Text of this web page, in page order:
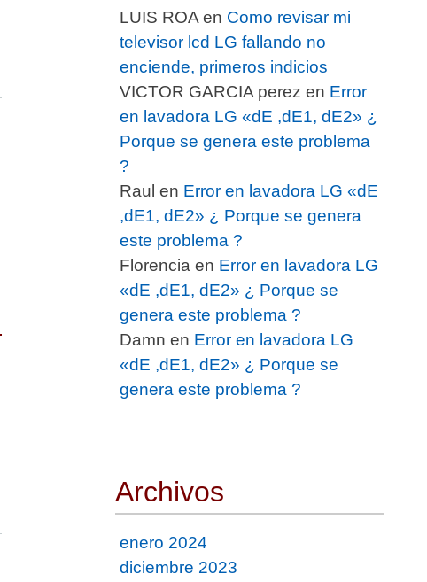
LUIS ROAen Como revisar mi
televisor lcd LG fallando no
enciende, primeros indicios
VICTOR GARCIA perez en Error
en lavadora LG «dE ,dE1, dE2» ¿
Porque se genera este problema
?
Raul en Error en lavadora LG «dE
,dE1, dE2» ¿ Porque se genera
este problema ?
Florencia en Error en lavadora LG
«dE ,dE1, dE2» ¿ Porque se
genera este problema ?
Damn en Error en lavadora LG
«dE ,dE1, dE2» ¿ Porque se
genera este problema ?
Archivos
enero 2024
diciembre 2023